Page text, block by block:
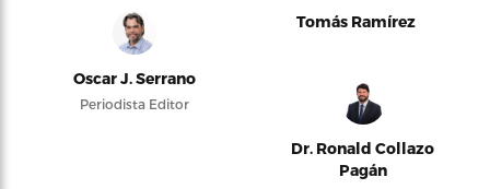
Oscar J. Serrano
Periodista Editor
Tomás Ramírez
Dr. Ronald Collazo
Pagán